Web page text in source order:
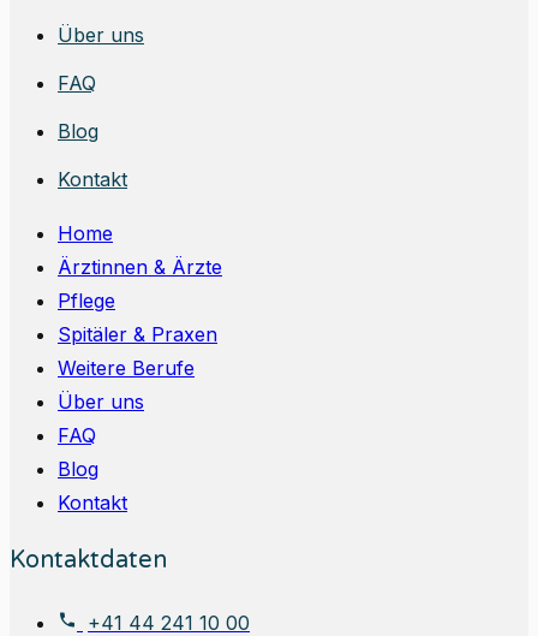
Über uns
FAQ
Blog
Kontakt
Home
Ärztinnen & Ärzte
Pflege
Spitäler & Praxen
Weitere Berufe
Über uns
FAQ
Blog
Kontakt
Kontaktdaten
+41 44 241 10 00